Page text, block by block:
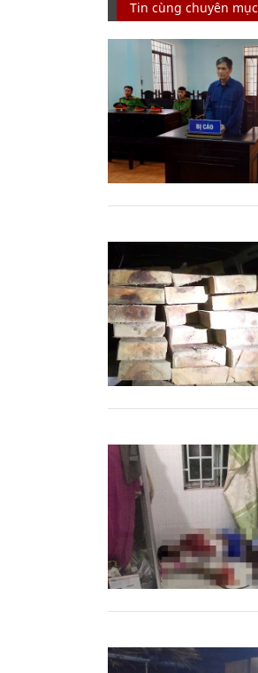
Tin cùng chuyên mục